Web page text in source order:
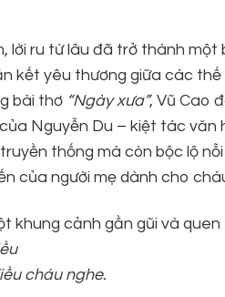
lời ru từ lâu đã trở thành
kết yêu thương giữa các
bài thơ “Ngày xưa”, Vũ Cao
Nguyễn Du – kiệt tác văn
thống mà còn bộc lộ
của người mẹ dành cho
khung cảnh gần gũi và
cháu nghe.